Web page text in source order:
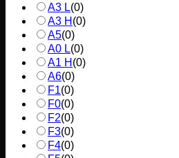
A3 L(0)
A3 H (0)
A5(0)
A0 L(0)
A1 H (0)
A6(0)
F1(0)
F0(0)
F2(0)
F3(0)
F4(0)